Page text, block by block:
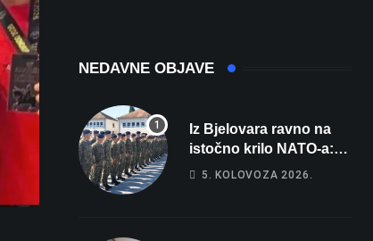
NEDAVNE OBJAVE
Iz Bjelovara ravno na
istočno krilo NATO-a:
Evo kamo odlazi 82
5. KOLOVOZA 2026.